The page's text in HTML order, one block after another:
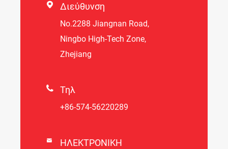
 Διεύθυνση
Νο.2288 Jiangnan Road,
Ningbo High-Tech Zone,
Zhejiang
 Τηλ
+86-574-56220289

ΗΛΕΚΤΡΟΝΙΚΗ